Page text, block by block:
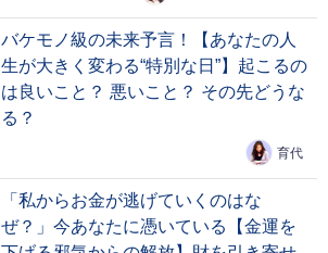
バケモノ級の未来予言！【あなたの人
生が大きく変わる“特別な日”】起こるの
は良いこと？ 悪いこと？ その先どうな
る？
育代
「私からお金が逃げていくのはな
ぜ？」今あなたに憑いている【金運を